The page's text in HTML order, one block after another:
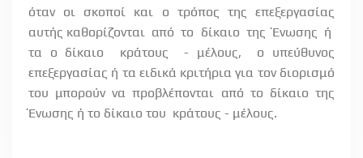
όταν οι σκοποί και ο τρόπος της επεξεργασίας
αυτής καθορίζονται από το δίκαιο της Ένωσης ή
τα ο δίκαιο
κράτους - μέλους,
ο υπεύθυνος
επεξεργασίας ή τα ειδικά κριτήρια για τον διορισμό
του μπορούν να προβλέπονται από το δίκαιο της
Ένωσης ή το δίκαιο του κράτους - μέλους.